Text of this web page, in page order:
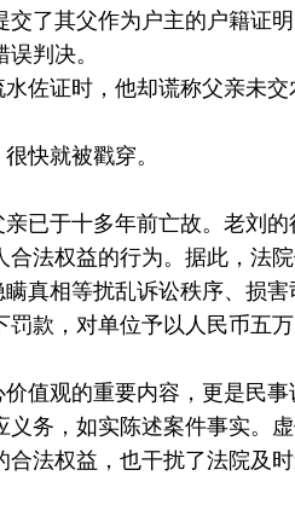
了其父作为户主的户籍证
判决。
佐证时，他却谎称父亲未
快就被戳穿。
已于十多年前亡故。老刘
法权益的行为。据此，法
真相等扰乱诉讼秩序、损
款，对单位予以人民币五
值观的重要内容，更是民
务，如实陈述案件事实。
法权益，也干扰了法院及